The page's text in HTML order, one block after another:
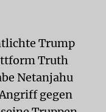
Trump
Truth
Netanjahu
gegen